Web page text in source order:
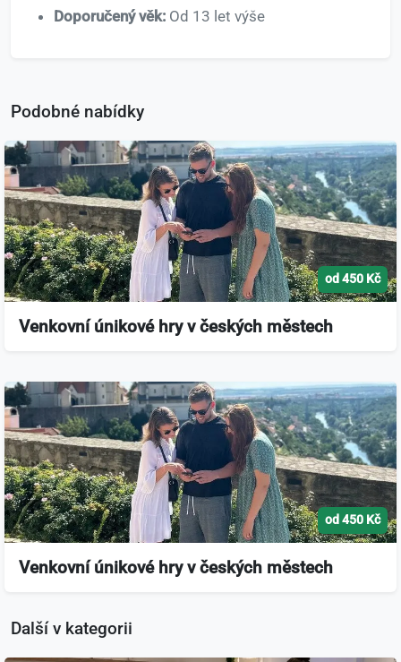
Doporučený věk: Od 13 let výše
Podobné nabídky
od 450 Kč
Venkovní únikové hry v českých městech
od 450 Kč
Venkovní únikové hry v českých městech
Další v kategorii